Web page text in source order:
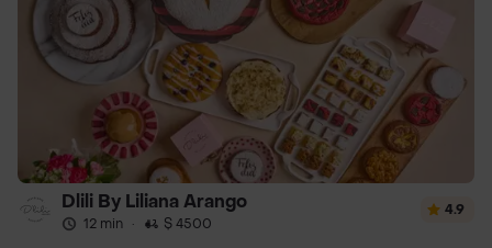
Dlili By Liliana Arango
12 min · $ 4500
4.9